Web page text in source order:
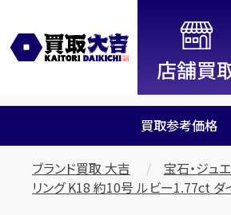
全国2000店舗以上展開中！
信頼と実
吉」
買取参考価格
ブランド買取 大吉 宝石・ジュ
リング K18 約10号 ルビー1.77ct